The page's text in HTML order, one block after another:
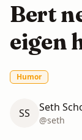
Bert
eigen
Humor
SS Seth
@seth